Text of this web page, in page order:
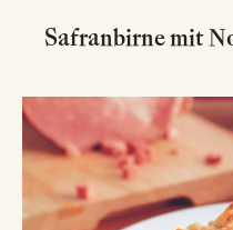
Safranbirne mit